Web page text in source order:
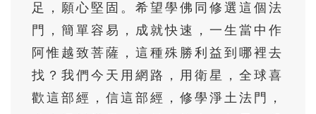
66 67 68 70
71 72 73 74 75
76 77 78 79 80
81 82 83 84 85
足，願心堅固。希望學佛同修選這個法
門，簡單容易，成就快速，一生當中作
阿惟越致菩薩，這種殊勝利益到哪裡去
找？我們今天用網路，用衛星，全球喜
歡這部經，信這部經，修學淨土法門，